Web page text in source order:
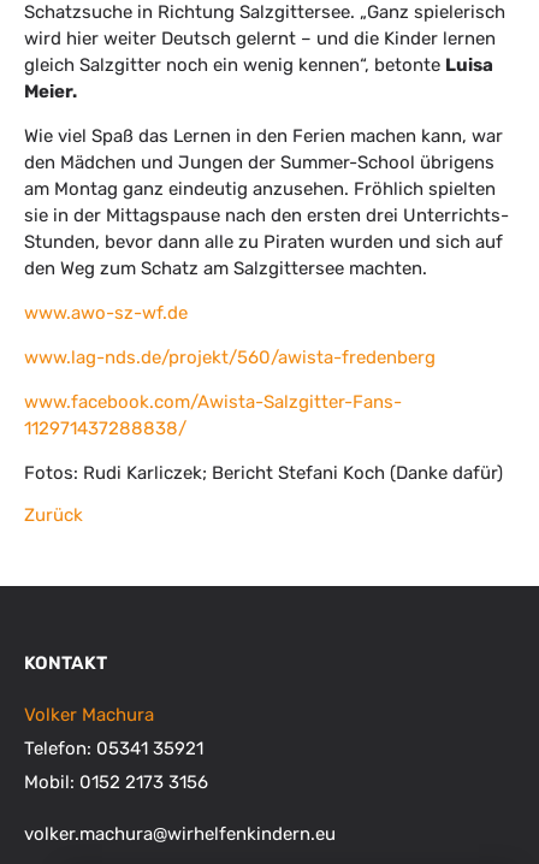
Schatzsuche in Richtung Salzgittersee. „Ganz spielerisch
wird hier weiter Deutsch gelernt – und die Kinder lernen
gleich Salzgitter noch ein wenig kennen“, betonte Luisa
Meier.
Wie viel Spaß das Lernen in den Ferien machen kann, war
den Mädchen und Jungen der Summer-School übrigens
am Montag ganz eindeutig anzusehen. Fröhlich spielten
sie in der Mittagspause nach den ersten drei Unterrichts-
Stunden, bevor dann alle zu Piraten wurden und sich auf
den Weg zum Schatz am Salzgittersee machten.
www.awo-sz-wf.de
www.lag-nds.de/projekt/560/awista-fredenberg
www.facebook.com/Awista-Salzgitter-Fans-
112971437288838/
Fotos: Rudi Karliczek; Bericht Stefani Koch (Danke dafür)
Zurück
KONTAKT
Volker Machura
Telefon: 05341 35921
Mobil: 0152 2173 3156
volker.machura@wirhelfenkindern.eu